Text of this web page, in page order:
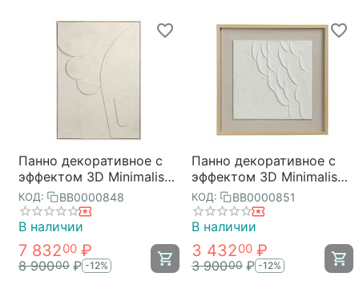
Панно декоративное с
эффектом 3D Minimalism
Bubble, 70х100 см,
Bergenson Bjorn
КОД: BB0000848
В наличии
7 83200 ₽
8 90000 ₽ -12%
Панно декоративное с
эффектом 3D Minimalism
Ripples, 50х50 см,
Bergenson Bjorn
КОД: BB0000851
В наличии
3 43200 ₽
3 90000 ₽ -12%